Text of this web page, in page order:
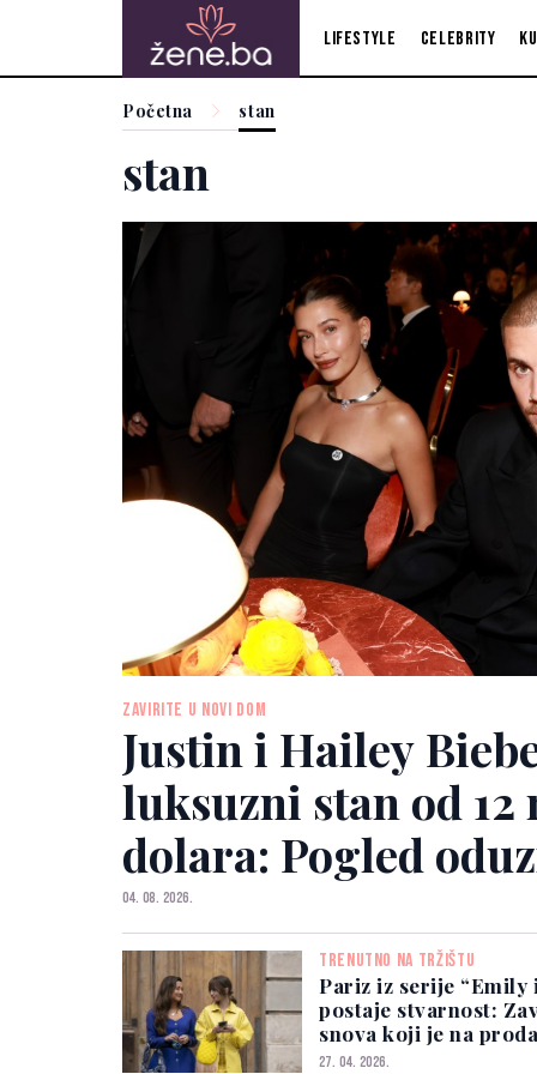
Lifestyle Celebrity
Početna stan
stan
ZAVIRITE U NOVI DOM
Justin i Hailey
luksuzni stan od
dolara: Pogled
04. 08. 2026.
TRENUTNO NA TRŽIŠTU
Pariz iz serije “Emily
postaje stvarnost:
snova koji je na
27. 04. 2026.